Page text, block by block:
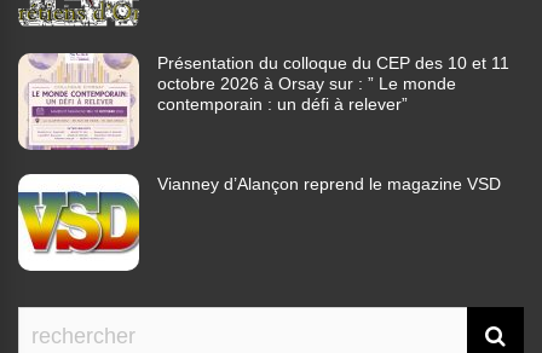
Présentation du colloque du CEP des 10 et 11
octobre 2026 à Orsay sur : ” Le monde
contemporain : un défi à relever”
Vianney d’Alançon reprend le magazine VSD